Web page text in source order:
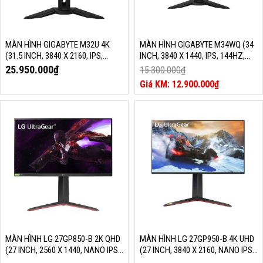
MÀN HÌNH GIGABYTE M32U 4K
(31.5 INCH, 3840 X 2160, IPS,
144HZ, 1MS)
25.950.000₫
MÀN HÌNH GIGABYTE M34WQ (34
INCH, 3840 X 1440, IPS, 144HZ,
1MS)
15.300.000₫
Giá
gốc
là:
12.900.000₫
Giá
hiện
12.900.000₫.
MÀN HÌNH LG 27GP850-B 2K QHD
(27 INCH, 2560 X 1440, NANO IPS,
MÀN HÌNH LG 27GP950-B 4K UHD
(27 INCH, 3840 X 2160, NANO IPS,